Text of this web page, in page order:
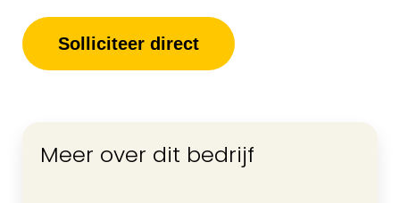
Solliciteer direct
Meer over dit bedrijf